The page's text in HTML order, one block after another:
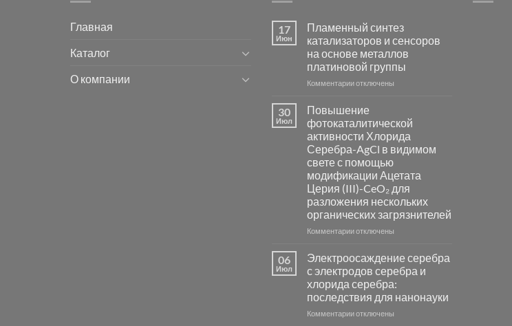
Главная
Каталог
О компании
17
Июн
Пламенный синтез
катализаторов и сенсоров
на основе металлов
платиновой группы
Комментариик
катализаторов
и
сенсоров
на
основе
металлов
платиновой
группы
отключены
30
Июл
Повышение
фотокаталитической
активности Хлорида
Серебра-AgCl в видимом
свете с помощью
модификации Ацетата
Церия (III)-CeO₂ для
разложения нескольких
органических загрязнителей
Комментариик
фотокаталитической
активности
Хлорида
Серебра-
AgCl
отключены
06
Июл
Электроосаждение серебра
с электродов серебра и
хлорида серебра:
последствия для нанонауки
Комментариикотключены